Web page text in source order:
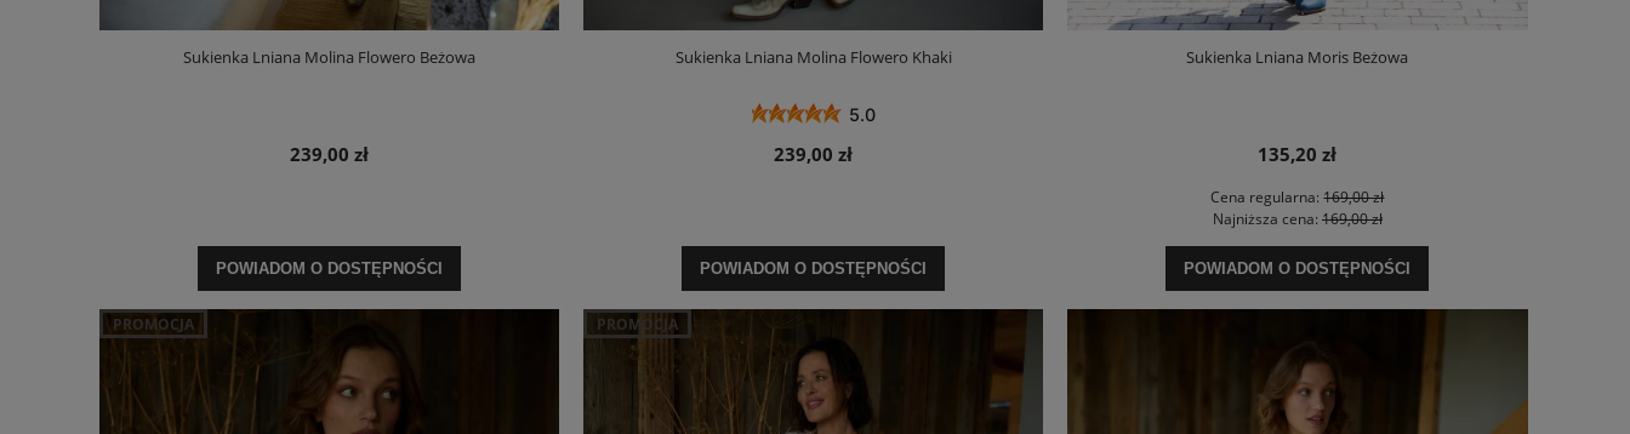
Sukienka Lniana Molina Flowero Beżowa
239,00 zł
POWIADOM O DOSTĘPNOŚCI
Sukienka Lniana Molina Flowero Khaki
5.0
239,00 zł
POWIADOM O DOSTĘPNOŚCI
Sukienka Lniana Moris Beżowa
135,20 zł
Cena regularna:169,00 zł
Najniższa cena: 169,00 zł
POWIADOM O DOSTĘPNOŚCI
PROMOCJA PROMOCJA